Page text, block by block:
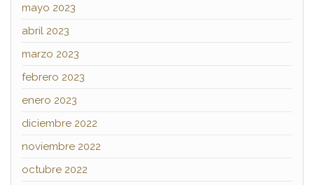
mayo 2023
abril 2023
marzo 2023
febrero 2023
enero 2023
diciembre 2022
noviembre 2022
octubre 2022